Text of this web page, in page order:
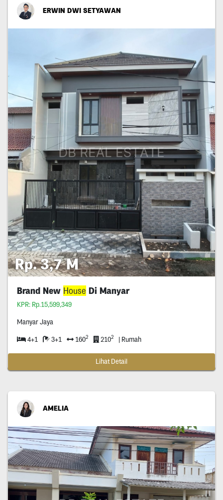
ERWIN DWI SETYAWAN
Rp. 3,7 M
Brand New House Di Manyar
KPR: Rp.15,599,349
Manyar Jaya
4+1 3+1 1602 2102 | Rumah
Lihat Detail
AMELIA